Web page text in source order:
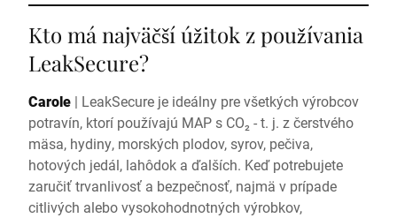
Kto má najväčší úžitok z používania
LeakSecure?
Carole | LeakSecure je ideálny pre všetkých výrobcov
potravín, ktorí používajú MAP s CO₂ - t. j. z čerstvého
mäsa, hydiny, morských plodov, syrov, pečiva,
hotových jedál, lahôdok a ďalších. Keď potrebujete
zaručiť trvanlivosť a bezpečnosť, najmä v prípade
citlivých alebo vysokohodnotných výrobkov,